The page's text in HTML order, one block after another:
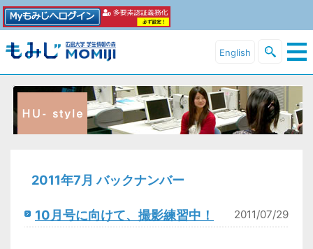
English
2011年7月 バックナンバー
10月号に向けて、撮影練習中！ 2011/07/29